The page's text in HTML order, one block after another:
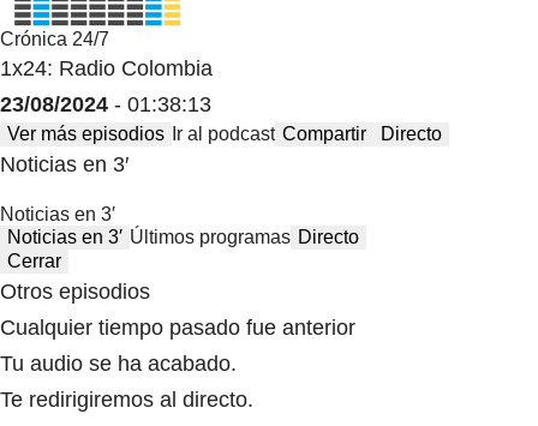
Crónica 24/7
1x24: Radio Colombia
23/08/2024 - 01:38:13
Ver más episodios Ir al podcast Compartir Directo
Noticias en 3′
Noticias en 3′
Noticias en 3′ Últimos programas Directo
Cerrar
Otros episodios
Cualquier tiempo pasado fue anterior
Tu audio se ha acabado.
Te redirigiremos al directo.